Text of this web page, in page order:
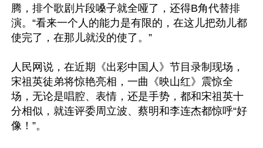
腾，排个歌剧片段嗓子就全哑了，还得B角代替排
演。“看来一个人的能力是有限的，在这儿把劲儿都
使完了，在那儿就没的使了。”
人民网说，在近期《出彩中国人》节目录制现场，
宋祖英徒弟将惊艳亮相，一曲《映山红》震惊全
场，无论是唱腔、表情，还是手势，都和宋祖英十
分相似，就连评委周立波、蔡明和李连杰都惊呼“好
像！”。